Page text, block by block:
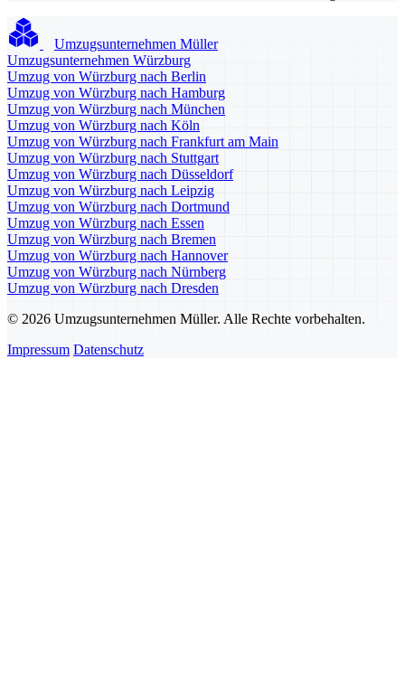
Umzugsunternehmen Müller
Umzugsunternehmen Würzburg
Umzug von Würzburg nach Berlin
Umzug von Würzburg nach Hamburg
Umzug von Würzburg nach München
Umzug von Würzburg nach Köln
Umzug von Würzburg nach Frankfurt am Main
Umzug von Würzburg nach Stuttgart
Umzug von Würzburg nach Düsseldorf
Umzug von Würzburg nach Leipzig
Umzug von Würzburg nach Dortmund
Umzug von Würzburg nach Essen
Umzug von Würzburg nach Bremen
Umzug von Würzburg nach Hannover
Umzug von Würzburg nach Nürnberg
Umzug von Würzburg nach Dresden
© 2026 Umzugsunternehmen Müller. Alle Rechte vorbehalten.
Impressum Datenschutz